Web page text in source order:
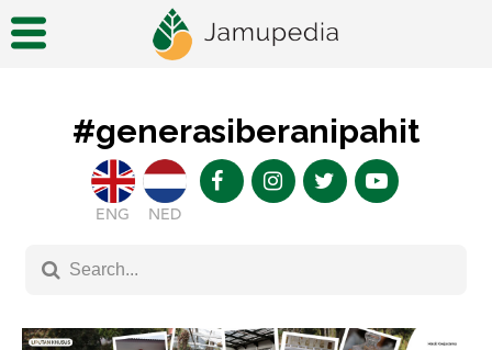
#generasiberanipahit
ENG NED